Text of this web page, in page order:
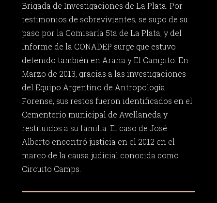
Brigada de Investigaciones de La Plata. Por
testimonios de sobrevivientes, se supo de su
paso por la Comisaría 5ta de La Plata; y del
Informe de la CONADEP surge que estuvo
detenido también en Arana y El Campito. En
Marzo de 2013, gracias a las investigaciones
del Equipo Argentino de Antropología
Forense, sus restos fueron identificados en el
Cementerio municipal de Avellaneda y
restituidos a su familia. El caso de José
Alberto encontró justicia en el 2012 en el
marco de la causa judicial conocida como
Circuito Camps.